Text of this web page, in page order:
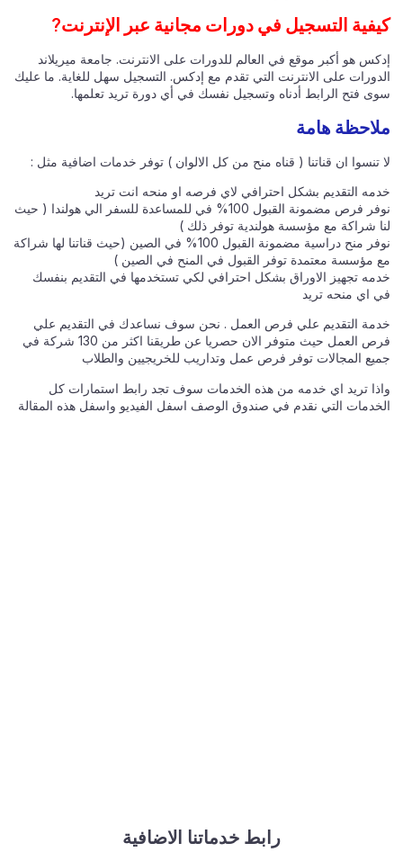
كيفية التسجيل في دورات مجانية عبر الإنترنت?
إدكس هو أكبر موقع في العالم للدورات على الانترنت. جامعة ميريلاند
الدورات على الانترنت التي تقدم مع إدكس. التسجيل سهل للغاية. ما عليك
سوى فتح الرابط أدناه وتسجيل نفسك في أي دورة تريد تعلمها.
ملاحظة هامة
لا تنسوا ان قناتنا ( قناه منح من كل الالوان ) توفر خدمات اضافية مثل :
خدمه التقديم بشكل احترافي لاي فرصه او منحه انت تريد
نوفر فرص مضمونة القبول 100% في للمساعدة للسفر الي هولندا ( حيث
لنا شراكة مع مؤسسة هولندية توفر ذلك )
نوفر منح دراسية مضمونة القبول 100% في الصين (حيث قناتنا لها شراكة
مع مؤسسة معتمدة توفر القبول في المنح في الصين )
خدمه تجهيز الاوراق بشكل احترافي لكي تستخدمها في التقديم بنفسك
في اي منحه تريد
خدمة التقديم علي فرص العمل . نحن سوف نساعدك في التقديم علي
فرص العمل حيث متوفر الان حصريا عن طريقنا اكثر من 130 شركة في
جميع المجالات توفر فرص عمل وتداريب للخريجيين والطلاب
واذا تريد اي خدمه من هذه الخدمات سوف تجد رابط استمارات كل
الخدمات التي نقدم في صندوق الوصف اسفل الفيديو واسفل هذه المقالة
رابط خدماتنا الاضافية